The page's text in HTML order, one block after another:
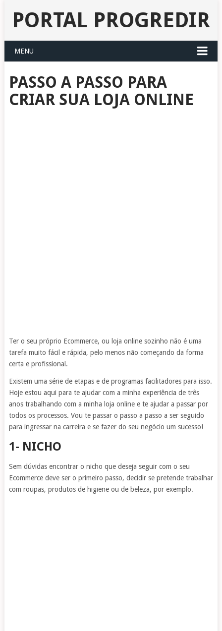
PORTAL PROGREDIR
MENU
PASSO A PASSO PARA
CRIAR SUA LOJA ONLINE
Ter o seu próprio Ecommerce, ou loja online sozinho não é uma
tarefa muito fácil e rápida, pelo menos não começando da forma
certa e profissional.
Existem uma série de etapas e de programas facilitadores para isso.
Hoje estou aqui para te ajudar com a minha experiência de três
anos trabalhando com a minha loja online e te ajudar a passar por
todos os processos. Vou te passar o passo a passo a ser seguido
para ingressar na carreira e se fazer do seu negócio um sucesso!
1- NICHO
Sem dúvidas encontrar o nicho que deseja seguir com o seu
Ecommerce deve ser o primeiro passo, decidir se pretende trabalhar
com roupas, produtos de higiene ou de beleza, por exemplo.